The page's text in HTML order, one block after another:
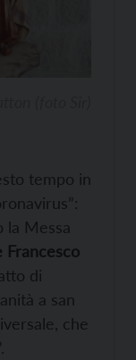
tempo in
la Messa
Francesco
di
a san
che